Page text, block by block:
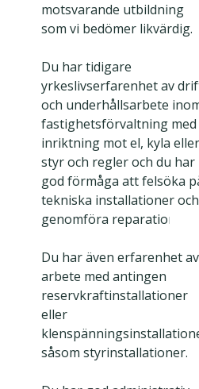
motsvarande utbildning
som vi bedömer likvärdig.
Du har tidigare
yrkeslivserfarenhet av
och underhållsarbete
fastighetsförvaltning med
inriktning mot el, kyla eller
styr och regler och du har
god förmåga att felsöka
tekniska installationer och
genomföra reparationer.
Du har även erfarenhet av
arbete med antingen
reservkraftinstallationer
eller
såsom styrinstallationer.